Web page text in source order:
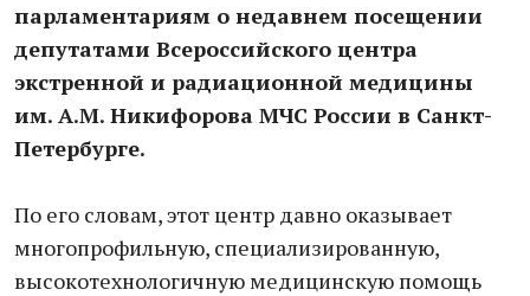
парламентариям о недавнем посещении
депутатами Всероссийского центра
экстренной и радиационной медицины
им. А.М. Никифорова МЧС России в Санкт-
Петербурге.
По его словам, этот центр давно оказывает
многопрофильную, специализированную,
высокотехнологичную медицинскую помощь